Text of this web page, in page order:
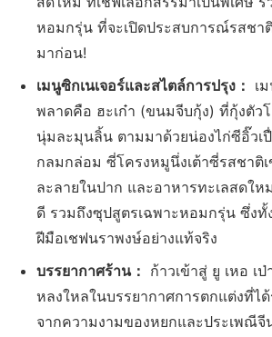
หอมกรุ่น ที่จะเปิดประสบการณ์รสชา
มาก่อน!
เมนูซิกเนเจอร์และสไตล์การปรุง： เ
พลาดคือ ฮะเก๋า (ขนมจีบกุ้ง) ที่กุ้งตัว
นุ่มละมุนลิ้น ตามมาด้วยน่องไก่ซีอิ๊ว
กลมกล่อม ซี่โครงหมูนึ่งเต้าซี่รสชาติ
ละลายในปาก และอาหารทะเลสดใ
ดี รวมถึงซุปสูตรเฉพาะหอมกรุ่น ซึ่ง
ฝีมือเชฟนราพงษ์อย่างแท้จริง
บรรยากาศร้าน： ก้าวเข้าสู่ ยู เหอ เ
หลงใหลในบรรยากาศการตกแต่งที่ไ
จากความงามของหยกและประเพณี